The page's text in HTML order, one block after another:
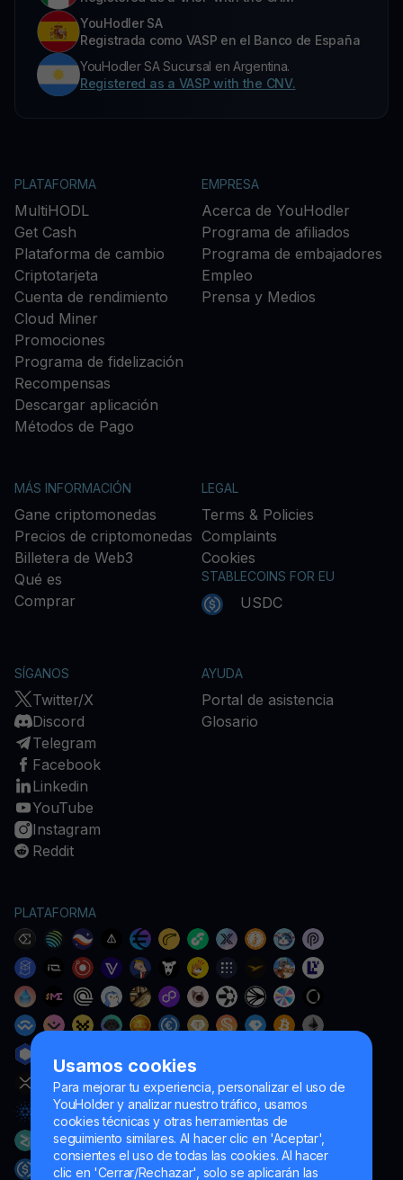
Usamos cookies
Para mejorar tu experiencia, personalizar el uso de
YouHolder y analizar nuestro tráfico, usamos
cookies técnicas y otras herramientas de
seguimiento similares. Al hacer clic en 'Aceptar',
consientes el uso de todas las cookies. Al hacer
clic en 'Cerrar/Rechazar', solo se aplicarán las
YouHodler SA
Registrada como VASP en el Banco de España
YouHodler SA Sucursal en Argentina.
Registered as a VASP with the CNV.
PLATAFORMA
MultiHODL
Get Cash
Plataforma de cambio
Criptotarjeta
Cuenta de rendimiento
Cloud Miner
Promociones
Programa de fidelización
Recompensas
Descargar aplicación
Métodos de Pago
EMPRESA
Acerca de YouHodler
Programa de afiliados
Programa de embajadores
Empleo
Prensa y Medios
MÁS INFORMACIÓN
Gane criptomonedas
Precios de criptomonedas
Billetera de Web3
Qué es
Comprar
LEGAL
Terms & Policies
Complaints
Cookies
STABLECOINS FOR EU
USDC
SÍGANOS
Twitter/X
Discord
Telegram
Facebook
Linkedin
YouTube
Instagram
Reddit
AYUDA
Portal de asistencia
Glosario
PLATAFORMA